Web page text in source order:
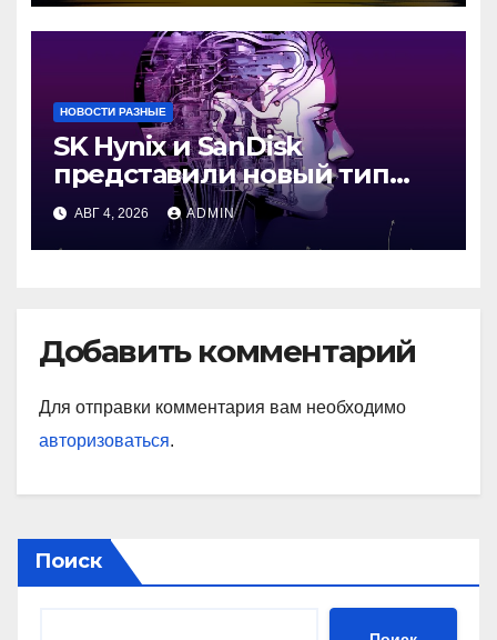
НОВОСТИ РАЗНЫЕ
SK Hynix и SanDisk
представили новый тип
промежуточной памяти
АВГ 4, 2026 ADMIN
Добавить комментарий
Для отправки комментария вам необходимо
авторизоваться.
Поиск